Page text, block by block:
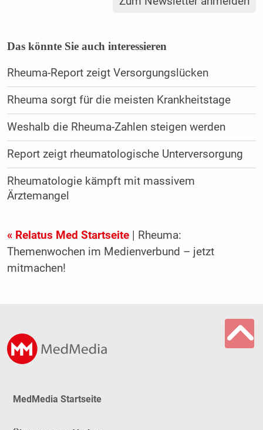
Das könnte Sie auch interessieren
Rheuma-Report zeigt Versorgungslücken
Rheuma sorgt für die meisten Krankheitstage
Weshalb die Rheuma-Zahlen steigen werden
Report zeigt rheumatologische Unterversorgung
Rheumatologie kämpft mit massivem
Ärztemangel
« Relatus Med Startseite| Rheuma:
Themenwochen im Medienverbund – jetzt
mitmachen!
MedMedia Startseite